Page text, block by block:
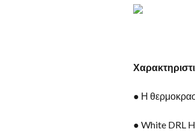
● Η
● White DRL